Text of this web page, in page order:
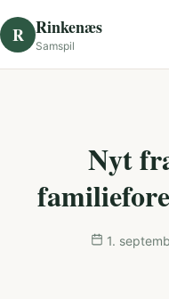
R Rinkenæs
Samspil
Nyt
1.